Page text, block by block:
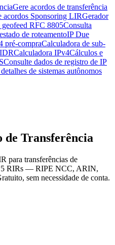
Gere acordos de transferência
acordos Sponsoring LIRGerador
RFC 8805Consulta
de roteamentoIP Due
pré-compraCalculadora de sub-
Calculadora IPv4Cálculos e
Consulte dados de registro de IP
de sistemas autônomos
Transferência
para transferências de
5 RIRs — RIPE NCC, ARIN,
sem necessidade de conta.